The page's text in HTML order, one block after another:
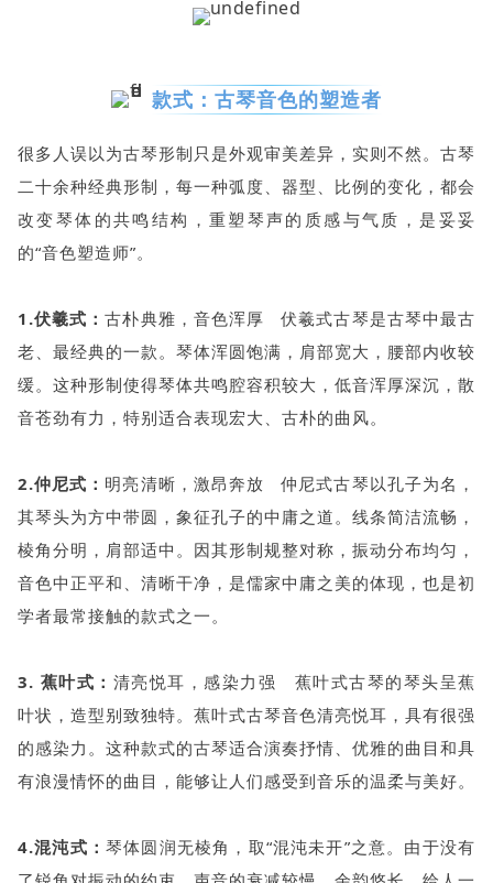
款式：古琴音色的塑造者
很多人误以为古琴形制只是外观审美差异，实则不然。古琴
二十余种经典形制，每一种弧度、器型、比例的变化，都会
改变琴体的共鸣结构，重塑琴声的质感与气质，是妥妥
的“音色塑造师”。
1.伏羲式：古朴典雅，音色浑厚 伏羲式古琴是古琴中最古
老、最经典的一款。琴体浑圆饱满，肩部宽大，腰部内收较
缓。这种形制使得琴体共鸣腔容积较大，低音浑厚深沉，散
音苍劲有力，特别适合表现宏大、古朴的曲风。
2.仲尼式： 明亮清晰，激昂奔放 仲尼式古琴以孔子为名，
其琴头为方中带圆，象征孔子的中庸之道。线条简洁流畅，
棱角分明，肩部适中。因其形制规整对称，振动分布均匀，
音色中正平和、清晰干净，是儒家中庸之美的体现，也是初
学者最常接触的款式之一。
3. 蕉叶式： 清亮悦耳，感染力强 蕉叶式古琴的琴头呈蕉
叶状，造型别致独特。蕉叶式古琴音色清亮悦耳，具有很强
的感染力。这种款式的古琴适合演奏抒情、优雅的曲目和具
有浪漫情怀的曲目，能够让人们感受到音乐的温柔与美好。
4.混沌式： 琴体圆润无棱角，取“混沌未开”之意。由于没有